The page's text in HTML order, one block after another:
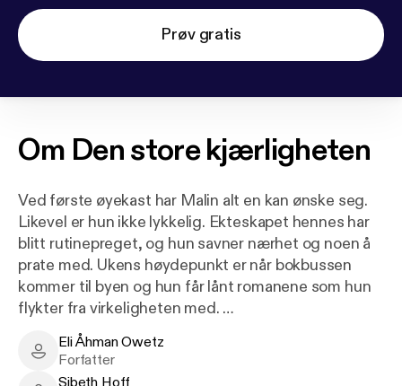
Prøv gratis
Om Den store kjærligheten
Ved første øyekast har Malin alt en kan ønske seg.
Likevel er hun ikke lykkelig. Ekteskapet hennes har
blitt rutinepreget, og hun savner nærhet og noen å
prate med. Ukens høydepunkt er når bokbussen
kommer til byen og hun får lånt romanene som hun
flykter fra virkeligheten med.
Erik har nylig flyttet fra Stockholm til idylliske
Roslagen etter å ha havnet ved et veiskille i livet.
Eli Åhman Owetz - Author
Eli Åhman Owetz
Forfatter
Sibeth Hoff